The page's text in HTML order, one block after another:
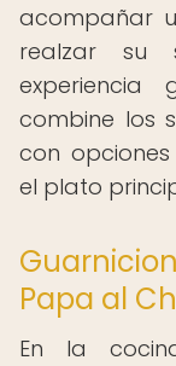
acompañar
realzar su
experiencia
combine los
con
el plato
Papa al
En la